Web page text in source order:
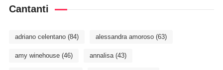
Cantanti
adriano celentano(84) alessandra amoroso(63)
amy winehouse(46) annalisa(43)